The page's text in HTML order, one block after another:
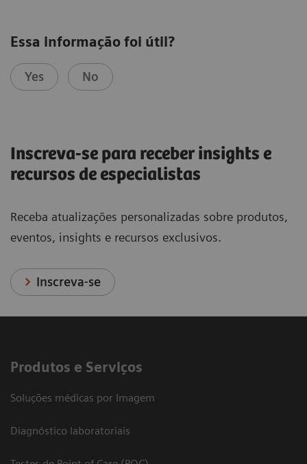
Essa informação foi útil?
Yes No
Inscreva-se para receber insights e
recursos de especialistas
Receba atualizações personalizadas sobre produtos,
eventos, insights e recursos exclusivos.
Inscreva-se
Produtos e Serviços
Soluções médicas por Imagem
Diagnóstico laboratoriais